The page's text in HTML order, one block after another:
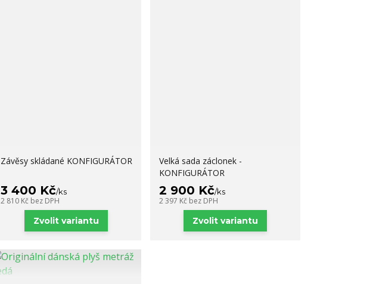
Závěsy skládané KONFIGURÁTOR
3 400 Kč/ks
2 810 Kč bez DPH
Zvolit variantu
Velká sada záclonek -
KONFIGURÁTOR
2 900 Kč/ks
2 397 Kč bez DPH
Zvolit variantu